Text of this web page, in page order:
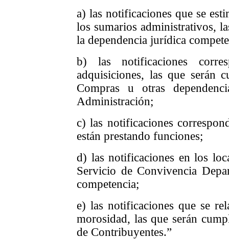
a) las notificaciones que se
los sumarios administrativos,
la dependencia jurídica
b) las notificaciones
adquisiciones, las que serán
Compras u otras
Administración;
c) las notificaciones
están prestando funciones;
d) las notificaciones en los
Servicio de Convivencia
competencia;
e) las notificaciones que se
morosidad, las que serán
de Contribuyentes.”